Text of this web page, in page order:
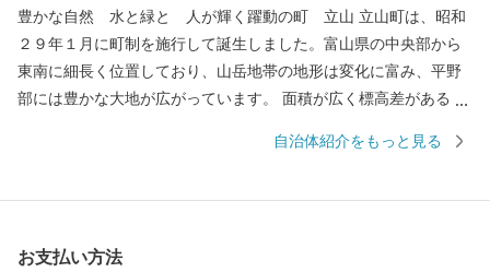
豊かな自然 水と緑と 人が輝く躍動の町 立山 立山町は、昭和
２９年１月に町制を施行して誕生しました。富山県の中央部から
東南に細長く位置しており、山岳地帯の地形は変化に富み、平野
部には豊かな大地が広がっています。 面積が広く標高差があるた
どりに景色を変えていきます。「立山曼荼羅」にも描かれ信仰の
地としても発展してきました。高さ20ｍにも迫る「雪の大谷」、
自治体紹介をもっと見る
お支払い方法